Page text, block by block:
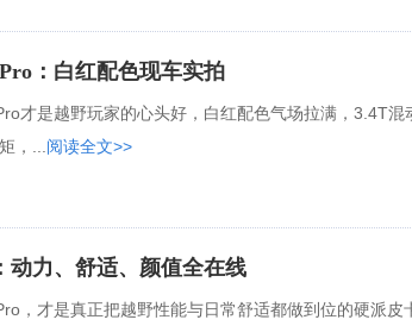
：白红配色现车实拍
才是越野玩家的心头好，白红配色气场拉满，3.4T混
，... 阅读全文>>
动力、舒适、颜值全在线
，才是真正把越野性能与日常舒适都做到位的硬派皮